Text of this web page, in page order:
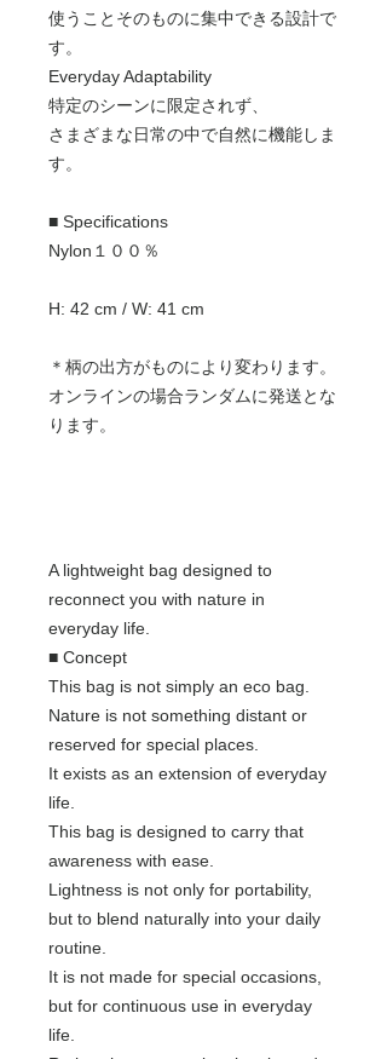
使うことそのものに集中できる設計で
す。
Everyday Adaptability
特定のシーンに限定されず、
さまざまな日常の中で自然に機能しま
す。
■ Specifications
Nylon１００％
H: 42 cm / W: 41 cm
＊柄の出方がものにより変わります。
オンラインの場合ランダムに発送とな
ります。
A lightweight bag designed to
reconnect you with nature in
everyday life.
■ Concept
This bag is not simply an eco bag.
Nature is not something distant or
reserved for special places.
It exists as an extension of everyday
life.
This bag is designed to carry that
awareness with ease.
Lightness is not only for portability,
but to blend naturally into your daily
routine.
It is not made for special occasions,
but for continuous use in everyday
life.